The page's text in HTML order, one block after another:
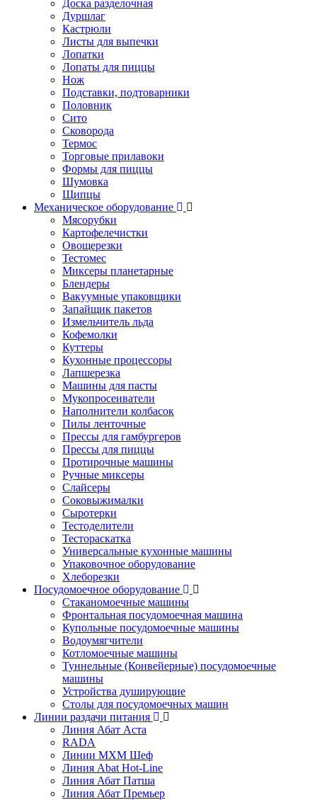
Доска разделочная
Дуршлаг
Кастрюли
Листы для выпечки
Лопатки
Лопаты для пиццы
Нож
Подставки, подтоварники
Половник
Сито
Сковорода
Термос
Торговые прилавоки
Формы для пиццы
Шумовка
Щипцы
Механическое оборудование
Мясорубки
Картофелечистки
Овощерезки
Тестомес
Миксеры планетарные
Блендеры
Вакуумные упаковщики
Запайщик пакетов
Измельчитель льда
Кофемолки
Куттеры
Кухонные процессоры
Лапшерезка
Машины для пасты
Мукопросеиватели
Наполнители колбасок
Пилы ленточные
Прессы для гамбургеров
Прессы для пиццы
Протирочные машины
Ручные миксеры
Слайсеры
Соковыжималки
Сыротерки
Тестоделители
Тестораскатка
Универсальные кухонные машины
Упаковочное оборудование
Хлеборезки
Посудомоечное оборудование
Стаканомоечные машины
Фронтальная посудомоечная машина
Купольные посудомоечные машины
Водоумягчители
Котломоечные машины
Туннельные (Конвейерные) посудомоечные
машины
Устройства душирующие
Столы для посудомоечных машин
Линии раздачи питания
Линия Абат Аста
RADA
Линии МХМ Шеф
Линия Abat Hot-Line
Линия Абат Патша
Линия Абат Премьер